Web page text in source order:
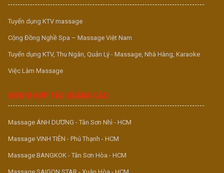
Tuyển dụng KTV massage
Cộng Đồng Nghề Spa – Massage Việt Nam
Tuyển dụng KTV, Thu Ngân, Quản Lý - Massage, Nhà Hàng, Karaoke
Việc Làm Massage
ĐƠN VỊ HỢP TÁC QUẢNG CÁO
Massage ÁNH DƯƠNG - Tân Sơn Nhì - HCM
Massage VINH TIÊN - Phú Thạnh - HCM
Massage BANGKOK - Tân Sơn Hòa - HCM